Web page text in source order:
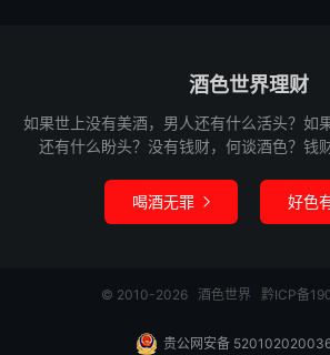
酒色世界理财
如果世上没有美酒，男人还有什么活头？如
还有什么盼头？没有钱财，何谈酒色？钱
喝酒无罪  好色
© 2010-2026 酒色世界 黔ICP备
贵公网安备